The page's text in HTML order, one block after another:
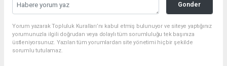
Gonder
Yorum yazarak Topluluk Kuralları’nı kabul etmiş bulunuyor ve siteye yaptığınız
yorumunuzla ilgili doğrudan veya dolaylı tüm sorumluluğu tek başınıza
üstleniyorsunuz. Yazılan tüm yorumlardan site yönetimi hiçbir şekilde
sorumlu tutulamaz.